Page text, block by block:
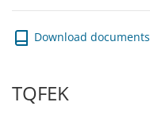
Download documents
TQFEK